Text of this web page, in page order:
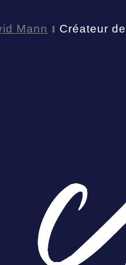
Mann Créateur